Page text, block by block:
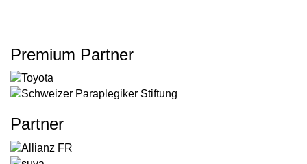
Premium Partner
Partner